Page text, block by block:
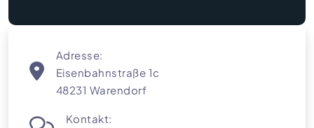
Adresse:
Eisenbahnstraße 1c
48231 Warendorf
Kontakt: